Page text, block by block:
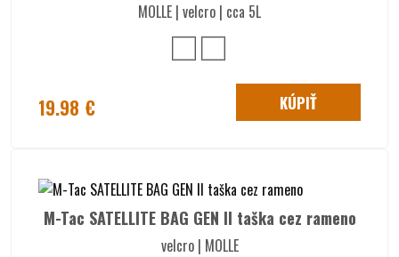
MOLLE | velcro | cca 5L
19.98 € KÚPIŤ
M-Tac SATELLITE BAG GEN II taška cez rameno
velcro | MOLLE